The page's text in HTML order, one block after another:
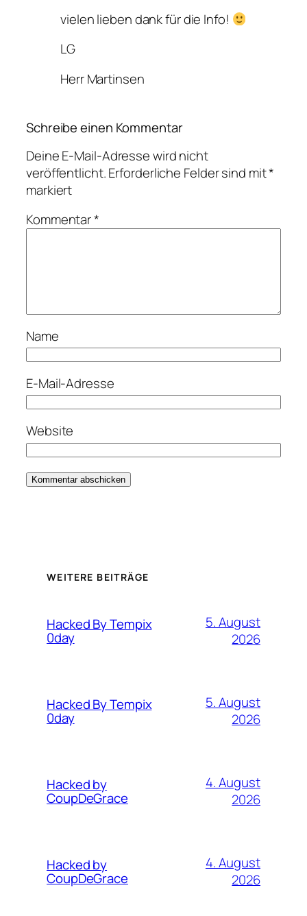
vielen lieben dank für die Info!
LG
Herr Martinsen
Schreibe einen Kommentar
Deine E-Mail-Adresse wird nicht
veröffentlicht.Erforderliche Felder sind mit*
markiert
Kommentar*
Name
E-Mail-Adresse
Website
WEITERE BEITRÄGE
Hacked By Tempix
0day
5. August
2026
Hacked By Tempix
0day
5. August
2026
Hacked by
CoupDeGrace
4. August
2026
Hacked by
CoupDeGrace
4. August
2026